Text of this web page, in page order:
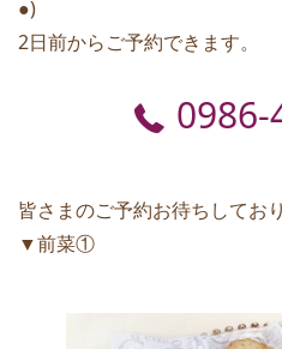
●)
2日前からご予約できます。
0986-
皆さまのご予約お待ちしてお
▼前菜①